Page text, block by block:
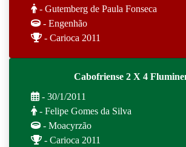
- Gutemberg de Paula Fonseca
- Engenhão
- Carioca 2011
Cabofriense 2 X 4
- 30/1/2011
- Felipe Gomes da Silva
- Moacyrzão
- Carioca 2011